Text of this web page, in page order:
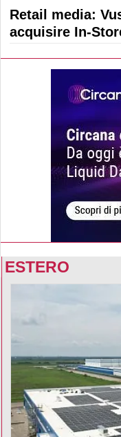
Retail media:
acquisire In-
ESTERO